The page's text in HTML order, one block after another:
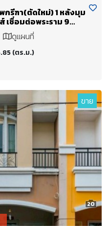
กรีฑา(ตัดใหม่) 1 หลังมุม
เชื่อมต่อพระราม 9
ดูแผนที่
(ตร.ม.)
20
ขาย